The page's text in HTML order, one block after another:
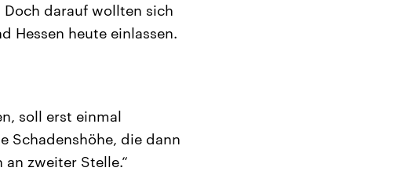
Doch darauf wollten sich
Hessen heute einlassen.
soll erst einmal
Schadenshöhe, die dann
zweiter Stelle.“